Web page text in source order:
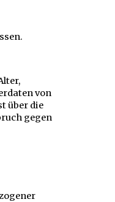
von
über die
gegen